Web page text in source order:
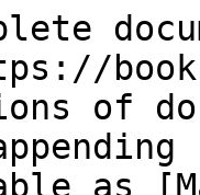
of
as